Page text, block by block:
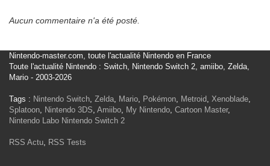
Aucun commentaire n'a été posté.
Nintendo-master.com, toute l'actualité Nintendo en France
Toute l'actualité Nintendo : Switch, Nintendo Switch 2, amiibo, Zelda,
Mario - 2003-2026
Tags : Nintendo Switch, Zelda, Mario, Pokémon, Metroid, Xenoblade,
Splatoon, Nintendo 3DS, Amiibo, My Nintendo, Cartoon Master,
Nintendo Labo Nintendo Switch 2
RSS Actu, RSS Tests